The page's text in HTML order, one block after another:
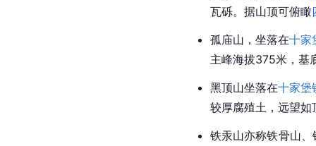
瓦砾。据山顶可俯瞰
孤庙山，坐落在十家
主峰海拔375米，基
黑顶山坐落在十家堡
较厚腐殖土，远望如
铁汞山亦称铁骨山